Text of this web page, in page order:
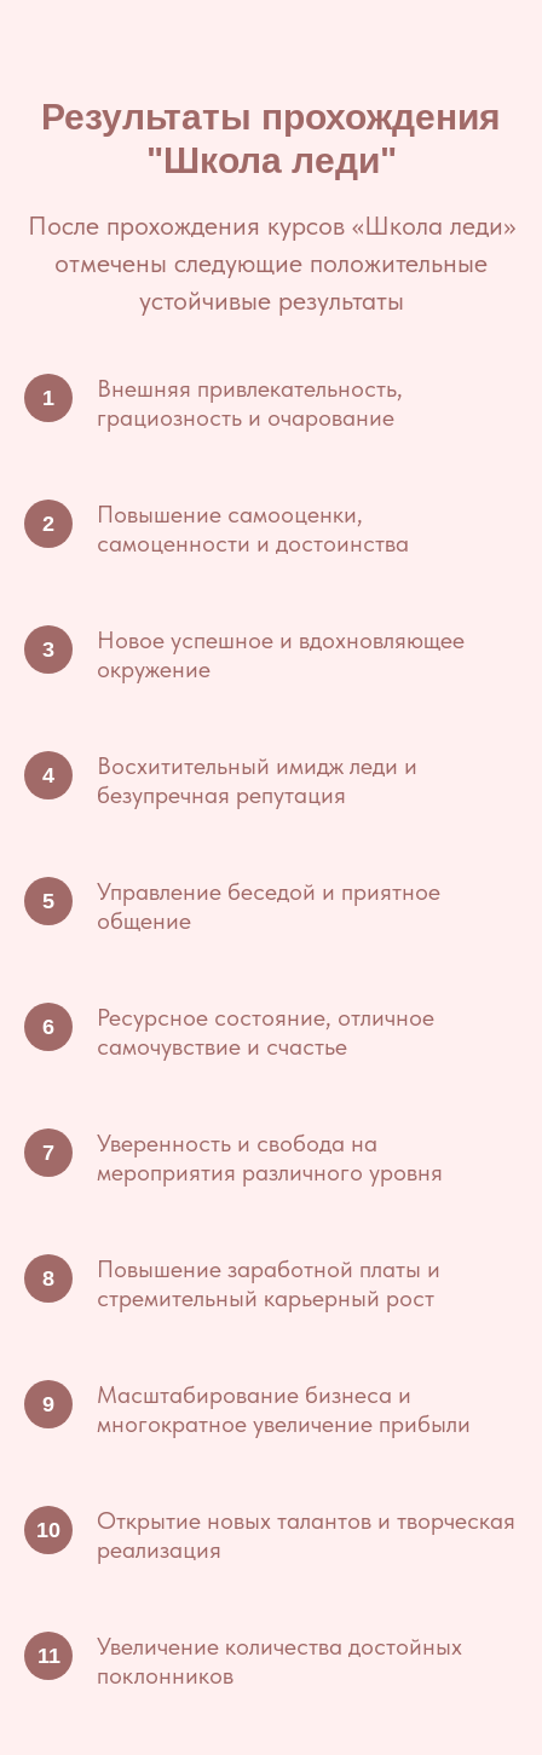
Результаты прохождения
"Школа леди"
После прохождения курсов «Школа леди»
отмечены следующие положительные
устойчивые результаты
Внешняя привлекательность,
грациозность и очарование
Повышение самооценки,
самоценности и достоинства
Новое успешное и вдохновляющее
окружение
Восхитительный имидж леди и
безупречная репутация
Управление беседой и приятное
общение
Ресурсное состояние, отличное
самочувствие и счастье
Уверенность и свобода на
мероприятия различного уровня
Повышение заработной платы и
стремительный карьерный рост
Масштабирование бизнеса и
многократное увеличение прибыли
Открытие новых талантов и творческая
реализация
Увеличение количества достойных
поклонников